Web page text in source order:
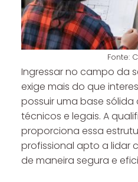
Fonte:
Ingressar no campo da
exige mais do que
possuir uma base
técnicos e legais. A
proporciona essa
profissional apto a lidar
de maneira segura e